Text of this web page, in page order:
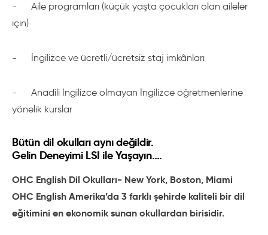
-
Aile programları (küçük yaşta çocukları olan aileler
için)
- İngilizce ve ücretli/ücretsiz staj imkânları
-
Anadili İngilizce olmayan İngilizce öğretmenlerine
yönelik kurslar
Bütün dil okulları aynı değildir.
Gelin Deneyimi LSI ile Yaşayın….
OHC English Dil Okulları- New York, Boston, Miami
OHC English Amerika’da 3 farklı şehirde kaliteli bir dil
eğitimini en ekonomik sunan okullardan birisidir.